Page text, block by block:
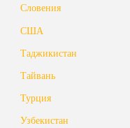
Словения
США
Таджикистан
Тайвань
Турция
Узбекистан